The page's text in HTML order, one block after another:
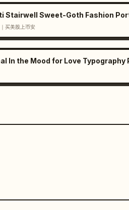
Stairwell Sweet-Goth Fashion
买美股上币安
In the Mood for Love Typography